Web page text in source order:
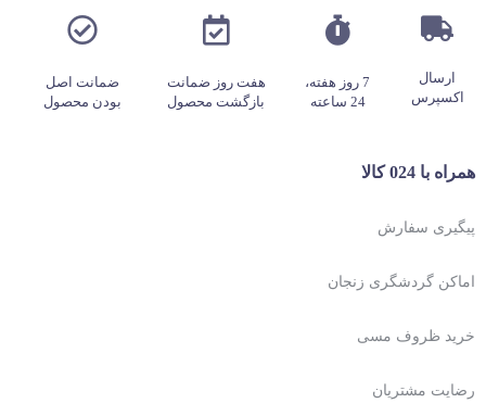
ارسال
اکسپرس
7 روز هفته،
24 ساعته
هفت روز ضمانت
بازگشت محصول
ضمانت اصل
بودن محصول
همراه با 024 کالا
پیگیری سفارش
اماکن گردشگری زنجان
خرید ظروف مسی
رضایت مشتریان